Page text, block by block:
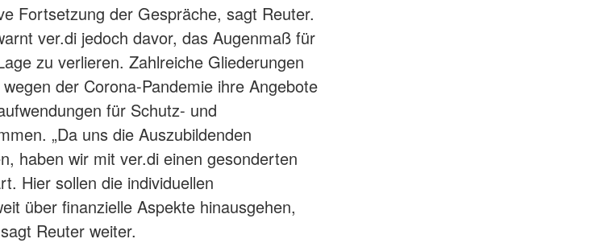
Fortsetzung der Gespräche, sagt Reuter.
ver.di jedoch davor, das Augenmaß für
zu verlieren. Zahlreiche Gliederungen
der Corona-Pandemie ihre Angebote
für Schutz- und
„Da uns die Auszubildenden
haben wir mit ver.di einen gesonderten
Hier sollen die individuellen
über finanzielle Aspekte hinausgehen,
Reuter weiter.